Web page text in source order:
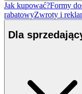
Jak kupować?Formy
rabatowyZwroty i
Dla